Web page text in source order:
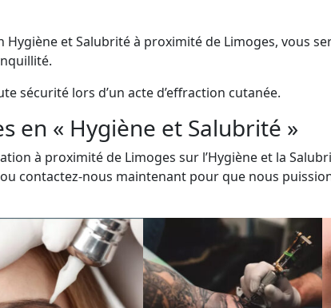
et Salubrité à proximité de Limoges, vous
sécurité lors d’un acte d’effraction cutanée.
en « Hygiène et Salubrité »
à proximité de Limoges sur l’Hygiène et la
contactez-nous maintenant pour que nous